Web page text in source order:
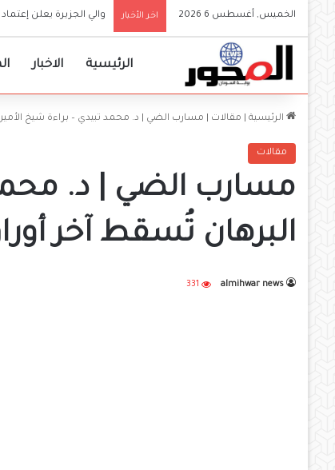
الخميس, أغسطس 6 2026 اخر الأخبار والي الجزيرة يعلن
الرئيسية الاخبار
الرئيسية مقالات مسارب الضي | د. محمد تبيدي – براءة شيخ
مقالات
مسارب الضي | د. محمد
البرهان تُسقط آخر
almihwar news
331